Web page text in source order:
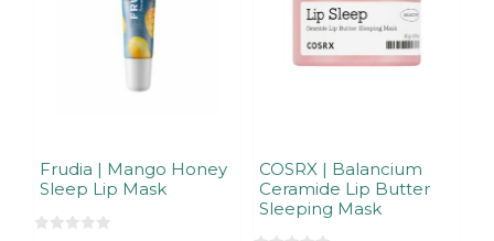
Frudia | Mango Honey
Sleep Lip Mask
COSRX | Balancium
Ceramide Lip Butter
Sleeping Mask